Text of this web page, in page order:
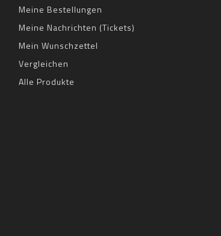
Meine Bestellungen
Meine Nachrichten (Tickets)
Mein Wunschzettel
Vergleichen
Alle Produkte